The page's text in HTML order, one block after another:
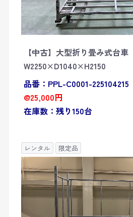
【中古】大型折り畳み式台
W2250×D1040×H2150
品番：PPL-C0001-225104215
@25,000円
在庫数：残り150台
レンタル 限定品